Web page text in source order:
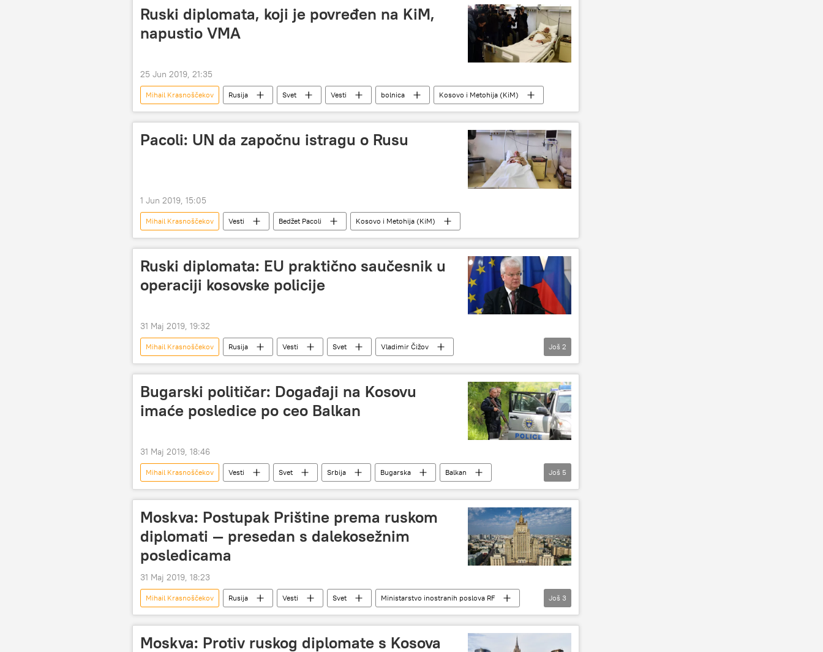
Ruski diplomata, koji je povređen na KiM,
napustio VMA
25 Jun 2019, 21:35
Mihail Krasnoščekov Rusija Svet Vesti bolnica Kosovo i Metohija (KiM)
Pacoli: UN da započnu istragu o Rusu
1 Jun 2019, 15:05
Mihail Krasnoščekov Vesti Bedžet Pacoli Kosovo i Metohija (KiM)
Ruski diplomata: EU praktično saučesnik u
operaciji kosovske policije
31 Maj 2019, 19:32
Mihail Krasnoščekov Rusija Vesti Svet
Vladimir Čižov
Kosovo i Metohija (KiM)
Evropa
Još 2
Bugarski političar: Događaji na Kosovu
imaće posledice po ceo Balkan
31 Maj 2019, 18:46
Mihail Krasnoščekov Vesti Svet Srbija Bugarska
Balkan
Severna Makedonija
Kosovska policija Region
Kosovo i Metohija (KiM)
Još 5
Moskva: Postupak Prištine prema ruskom
diplomati — presedan s dalekosežnim
posledicama
31 Maj 2019, 18:23
Mihail Krasnoščekov Rusija Vesti Svet
Ministarstvo inostranih poslova RF
diplomata
Region Kosovo i Metohija (KiM)
Još 3
Moskva: Protiv ruskog diplomate s Kosova